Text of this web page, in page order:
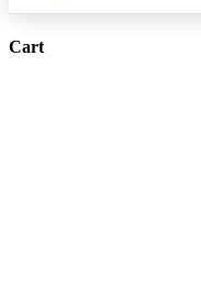
Cart